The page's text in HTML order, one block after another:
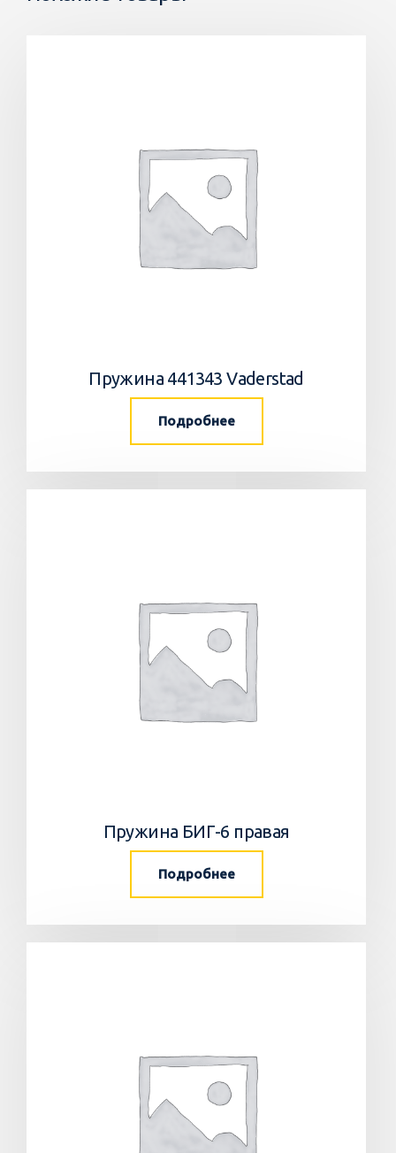
Пружина 441343 Vaderstad
Подробнее
Пружина БИГ-6 правая
Подробнее